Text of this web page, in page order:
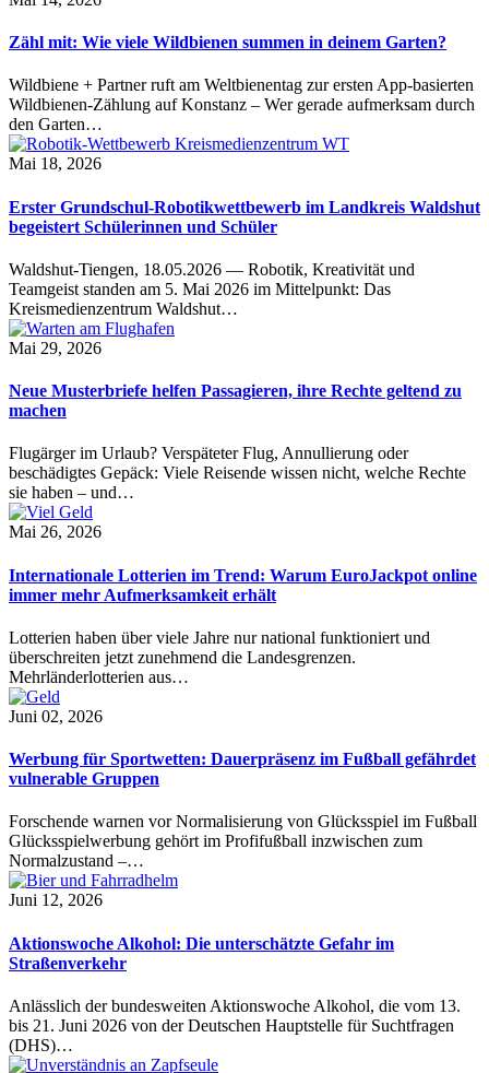
Zähl mit: Wie viele Wildbienen summen in deinem Garten?
Wildbiene + Partner ruft am Weltbienentag zur ersten App-basierten
Wildbienen-Zählung auf Konstanz – Wer gerade aufmerksam durch
den Garten…
Mai 18, 2026
Erster Grundschul-Robotikwettbewerb im Landkreis Waldshut
begeistert Schülerinnen und Schüler
Waldshut-Tiengen, 18.05.2026 — Robotik, Kreativität und
Teamgeist standen am 5. Mai 2026 im Mittelpunkt: Das
Kreismedienzentrum Waldshut…
Mai 29, 2026
Neue Musterbriefe helfen Passagieren, ihre Rechte geltend zu
machen
Flugärger im Urlaub? Verspäteter Flug, Annullierung oder
beschädigtes Gepäck: Viele Reisende wissen nicht, welche Rechte
sie haben – und…
Mai 26, 2026
Internationale Lotterien im Trend: Warum EuroJackpot online
immer mehr Aufmerksamkeit erhält
Lotterien haben über viele Jahre nur national funktioniert und
überschreiten jetzt zunehmend die Landesgrenzen.
Mehrländerlotterien aus…
Juni 02, 2026
Werbung für Sportwetten: Dauerpräsenz im Fußball gefährdet
vulnerable Gruppen
Forschende warnen vor Normalisierung von Glücksspiel im Fußball
Glücksspielwerbung gehört im Profifußball inzwischen zum
Normalzustand –…
Juni 12, 2026
Aktionswoche Alkohol: Die unterschätzte Gefahr im
Straßenverkehr
Anlässlich der bundesweiten Aktionswoche Alkohol, die vom 13.
bis 21. Juni 2026 von der Deutschen Hauptstelle für Suchtfragen
(DHS)…